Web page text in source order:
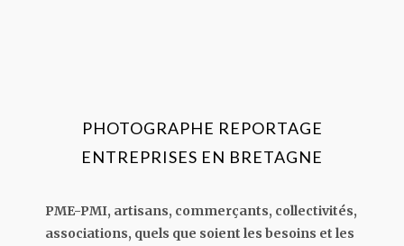
PHOTOGRAPHE REPORTAGE
ENTREPRISES EN BRETAGNE
PME-PMI, artisans, commerçants, collectivités,
associations, quels que soient les besoins et les